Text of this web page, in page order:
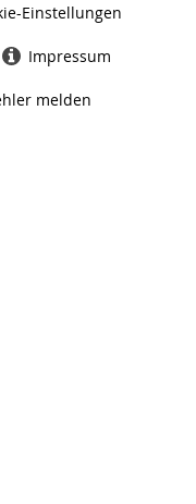
Einstellungen
Impressum
melden